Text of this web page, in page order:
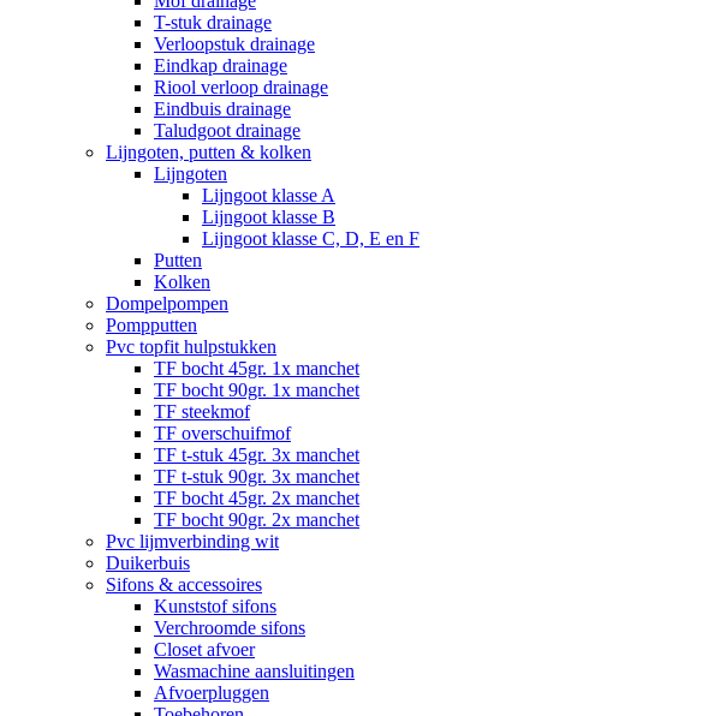
T-stuk drainage
Verloopstuk drainage
Eindkap drainage
Riool verloop drainage
Eindbuis drainage
Taludgoot drainage
Lijngoten, putten & kolken
Lijngoten
Lijngoot klasse A
Lijngoot klasse B
Lijngoot klasse C, D, E en F
Putten
Kolken
Dompelpompen
Pompputten
Pvc topfit hulpstukken
TF bocht 45gr. 1x manchet
TF bocht 90gr. 1x manchet
TF steekmof
TF overschuifmof
TF t-stuk 45gr. 3x manchet
TF t-stuk 90gr. 3x manchet
TF bocht 45gr. 2x manchet
TF bocht 90gr. 2x manchet
Pvc lijmverbinding wit
Duikerbuis
Sifons & accessoires
Kunststof sifons
Verchroomde sifons
Closet afvoer
Wasmachine aansluitingen
Afvoerpluggen